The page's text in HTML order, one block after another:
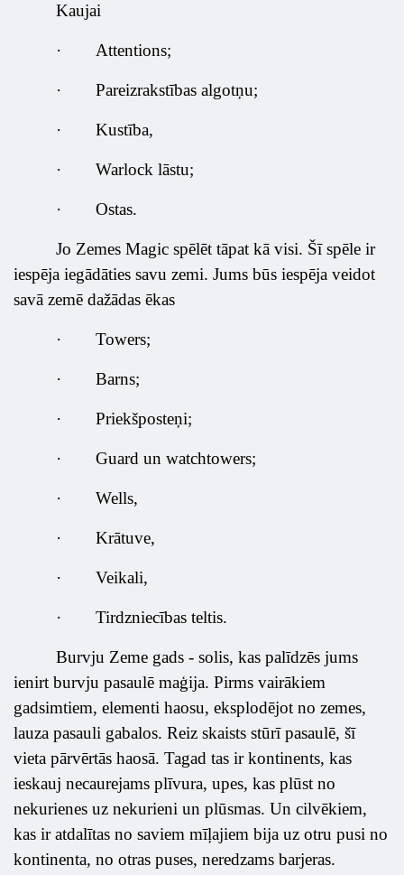
Kaujai
· Attentions;
· Pareizrakstības algotņu;
· Kustība,
· Warlock lāstu;
· Ostas.
Jo Zemes Magic spēlēt tāpat kā visi. Šī spēle ir
iespēja iegādāties savu zemi. Jums būs iespēja veidot
savā zemē dažādas ēkas
· Towers;
· Barns;
· Priekšposteņi;
· Guard un watchtowers;
· Wells,
· Krātuve,
· Veikali,
· Tirdzniecības teltis.
Burvju Zeme gads - solis, kas palīdzēs jums
ienirt burvju pasaulē maģija. Pirms vairākiem
gadsimtiem, elementi haosu, eksplodējot no zemes,
lauza pasauli gabalos. Reiz skaists stūrī pasaulē, šī
vieta pārvērtās haosā. Tagad tas ir kontinents, kas
ieskauj necaurejams plīvura, upes, kas plūst no
nekurienes uz nekurieni un plūsmas. Un cilvēkiem,
kas ir atdalītas no saviem mīļajiem bija uz otru pusi no
kontinenta, no otras puses, neredzams barjeras.